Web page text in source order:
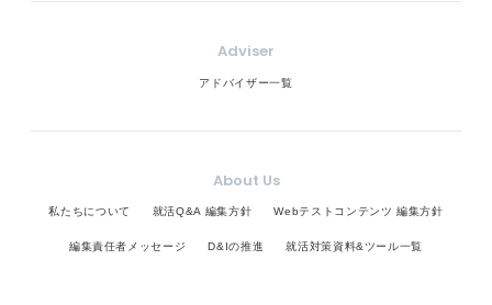
Adviser
アドバイザー一覧
About Us
私たちについて 就活Q&A 編集方針 Webテストコンテンツ 編集方針
編集責任者メッセージ D&Iの推進 就活対策資料&ツール一覧